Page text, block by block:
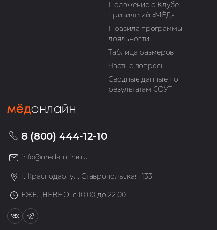
Положение о Клубе
привилегий «МЁД»
Правила программы
лояльности
Таблица размеров
Частые вопросы
Сводные данные по
результатам СОУТ
8 (800) 444-12-10
info@med-online.ru
г. Краснодар, ул. Ставропольская, 133
ЕЖЕДНЕВНО, с 10:00 до 22:00